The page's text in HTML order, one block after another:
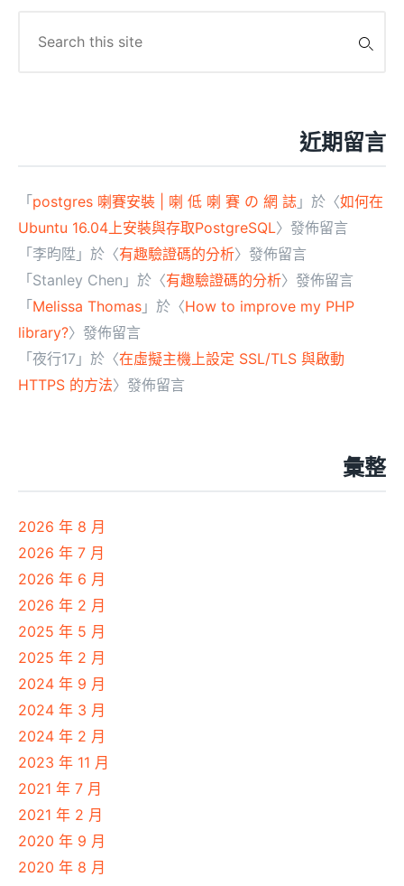
for:
近期留言
「 postgres 喇賽安裝 | 喇 低 喇 賽 の 網 誌 」於〈如何在
Ubuntu 16.04上安裝與存取PostgreSQL〉發佈留言
「 李昀陞 」於〈有趣驗證碼的分析〉發佈留言
「 Stanley Chen 」於〈有趣驗證碼的分析〉發佈留言
「 Melissa Thomas 」於〈How to improve my PHP
library?〉發佈留言
「 夜行17 」於〈在虛擬主機上設定 SSL/TLS 與啟動
HTTPS 的方法〉發佈留言
彙整
2026 年 8 月
2026 年 7 月
2026 年 6 月
2026 年 2 月
2025 年 5 月
2025 年 2 月
2024 年 9 月
2024 年 3 月
2024 年 2 月
2023 年 11 月
2021 年 7 月
2021 年 2 月
2020 年 9 月
2020 年 8 月